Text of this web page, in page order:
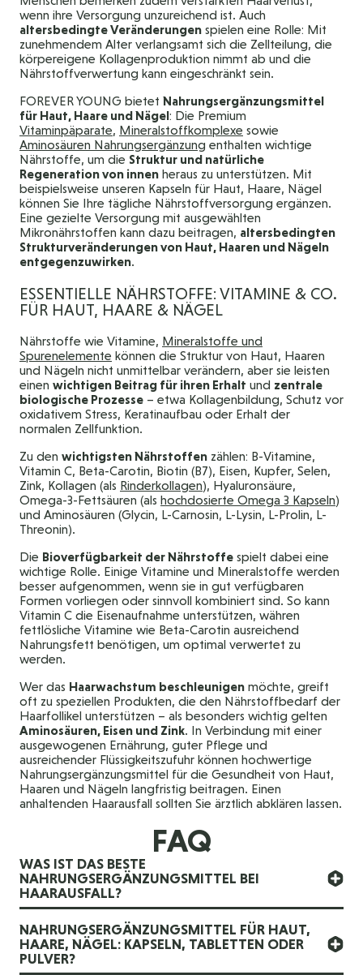
wenn ihre Versorgung unzureichend ist. Auch
altersbedingte Veränderungen spielen eine Rolle: Mit
zunehmendem Alter verlangsamt sich die Zellteilung, die
körpereigene Kollagenproduktion nimmt ab und die
Nährstoffverwertung kann eingeschränkt sein.
FOREVER YOUNG bietet Nahrungsergänzungsmittel
für Haut, Haare und Nägel: Die Premium
Vitaminpäparate, Mineralstoffkomplexe sowie
Aminosäuren Nahrungsergänzung enthalten wichtige
Nährstoffe, um die Struktur und natürliche
Regeneration von innen heraus zu unterstützen. Mit
beispielsweise unseren Kapseln für Haut, Haare, Nägel
können Sie Ihre tägliche Nährstoffversorgung ergänzen.
Eine gezielte Versorgung mit ausgewählten
Mikronährstoffen kann dazu beitragen, altersbedingten
Strukturveränderungen von Haut, Haaren und Nägeln
entgegenzuwirken.
ESSENTIELLE NÄHRSTOFFE: VITAMINE & CO.
FÜR HAUT, HAARE & NÄGEL
Nährstoffe wie Vitamine, Mineralstoffe und
Spurenelemente können die Struktur von Haut, Haaren
und Nägeln nicht unmittelbar verändern, aber sie leisten
einen wichtigen Beitrag für ihren Erhalt und zentrale
biologische Prozesse – etwa Kollagenbildung, Schutz vor
oxidativem Stress, Keratinaufbau oder Erhalt der
normalen Zellfunktion.
Zu den wichtigsten Nährstoffen zählen: B-Vitamine,
Vitamin C, Beta-Carotin, Biotin (B7), Eisen, Kupfer, Selen,
Zink, Kollagen (als Rinderkollagen), Hyaluronsäure,
Omega-3-Fettsäuren (als hochdosierte Omega 3 Kapseln)
und Aminosäuren (Glycin, L-Carnosin, L-Lysin, L-Prolin, L-
Threonin).
Die Bioverfügbarkeit der Nährstoffe spielt dabei eine
wichtige Rolle. Einige Vitamine und Mineralstoffe werden
besser aufgenommen, wenn sie in gut verfügbaren
Formen vorliegen oder sinnvoll kombiniert sind. So kann
Vitamin C die Eisenaufnahme unterstützen, währen
fettlösliche Vitamine wie Beta-Carotin ausreichend
Nahrungsfett benötigen, um optimal verwertet zu
werden.
Wer das Haarwachstum beschleunigen möchte, greift
oft zu speziellen Produkten, die den Nährstoffbedarf der
Haarfollikel unterstützen – als besonders wichtig gelten
Aminosäuren, Eisen und Zink. In Verbindung mit einer
ausgewogenen Ernährung, guter Pflege und
ausreichender Flüssigkeitszufuhr können hochwertige
Nahrungsergänzungsmittel für die Gesundheit von Haut,
Haaren und Nägeln langfristig beitragen. Einen
anhaltenden Haarausfall sollten Sie ärztlich abklären lassen.
FAQ
WAS IST DAS BESTE
NAHRUNGSERGÄNZUNGSMITTEL BEI
HAARAUSFALL?
NAHRUNGSERGÄNZUNGSMITTEL FÜR HAUT,
HAARE, NÄGEL: KAPSELN, TABLETTEN ODER
PULVER?